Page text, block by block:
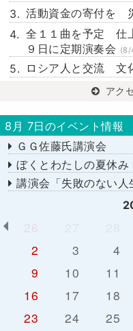
活動資金の寄付を
全１１曲を予定 仕
９日に定期演奏会 (8/
ロシア人と交流 文
アク
8月 7日のイベント情報
ＧＧ佐藤氏講演会
ぼくとわたしの夏休み
講演会「失敗のない人生
26
2
3 4
9
10 11
16
17 18
23
24 25